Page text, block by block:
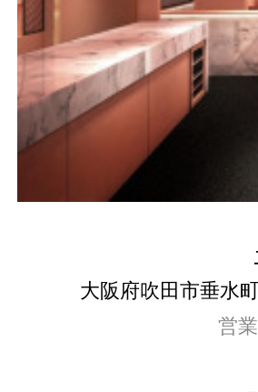
大阪府吹田市垂水
営